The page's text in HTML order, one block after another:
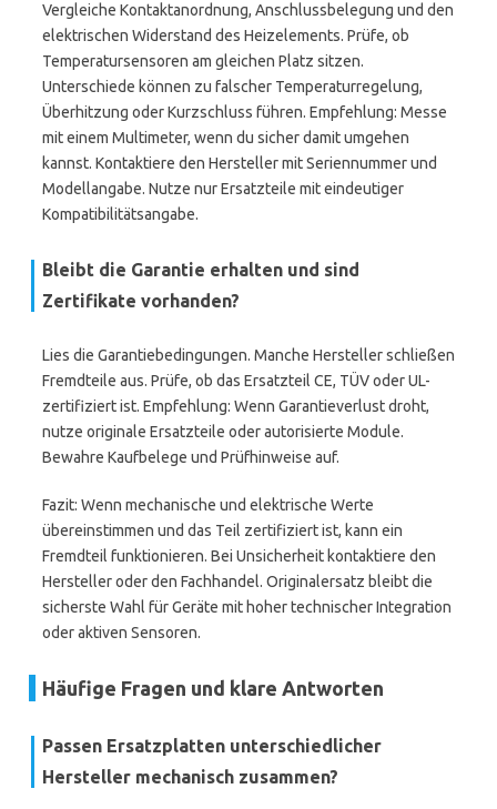
Vergleiche Kontaktanordnung, Anschlussbelegung und den
elektrischen Widerstand des Heizelements. Prüfe, ob
Temperatursensoren am gleichen Platz sitzen.
Unterschiede können zu falscher Temperaturregelung,
Überhitzung oder Kurzschluss führen. Empfehlung: Messe
mit einem Multimeter, wenn du sicher damit umgehen
kannst. Kontaktiere den Hersteller mit Seriennummer und
Modellangabe. Nutze nur Ersatzteile mit eindeutiger
Kompatibilitätsangabe.
Bleibt die Garantie erhalten und sind
Zertifikate vorhanden?
Lies die Garantiebedingungen. Manche Hersteller schließen
Fremdteile aus. Prüfe, ob das Ersatzteil CE, TÜV oder UL-
zertifiziert ist. Empfehlung: Wenn Garantieverlust droht,
nutze originale Ersatzteile oder autorisierte Module.
Bewahre Kaufbelege und Prüfhinweise auf.
Fazit: Wenn mechanische und elektrische Werte
übereinstimmen und das Teil zertifiziert ist, kann ein
Fremdteil funktionieren. Bei Unsicherheit kontaktiere den
Hersteller oder den Fachhandel. Originalersatz bleibt die
sicherste Wahl für Geräte mit hoher technischer Integration
oder aktiven Sensoren.
Häufige Fragen und klare Antworten
Passen Ersatzplatten unterschiedlicher
Hersteller mechanisch zusammen?